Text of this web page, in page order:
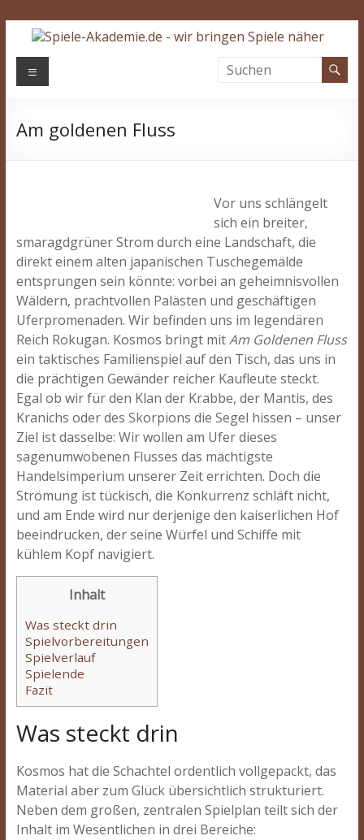
Zum
Inhalt
springen
Spiele-
Wir
Menü
Am goldenen Fluss
Vor uns schlängelt
sich ein breiter,
smaragdgrüner Strom durch eine Landschaft, die
direkt einem alten japanischen Tuschegemälde
entsprungen sein könnte: vorbei an geheimnisvollen
Wäldern, prachtvollen Palästen und geschäftigen
Uferpromenaden. Wir befinden uns im legendären
Reich Rokugan. Kosmos bringt mitAm Goldenen Fluss
ein taktisches Familienspiel auf den Tisch, das uns in
die prächtigen Gewänder reicher Kaufleute steckt.
Egal ob wir für den Klan der Krabbe, der Mantis, des
Kranichs oder des Skorpions die Segel hissen – unser
Ziel ist dasselbe: Wir wollen am Ufer dieses
sagenumwobenen Flusses das mächtigste
Handelsimperium unserer Zeit errichten. Doch die
Strömung ist tückisch, die Konkurrenz schläft nicht,
und am Ende wird nur derjenige den kaiserlichen Hof
beeindrucken, der seine Würfel und Schiffe mit
kühlem Kopf navigiert.
Inhalt
Was steckt drin
Spielvorbereitungen
Spielverlauf
Spielende
Fazit
Was steckt drin
Kosmos hat die Schachtel ordentlich vollgepackt, das
Material aber zum Glück übersichtlich strukturiert.
Neben dem großen, zentralen Spielplan teilt sich der
Inhalt im Wesentlichen in drei Bereiche: